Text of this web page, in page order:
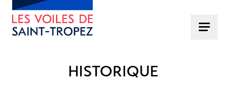
HISTORIQUE